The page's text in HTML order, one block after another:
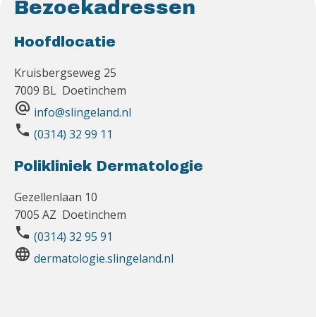
Bezoekadressen
Hoofdlocatie
Kruisbergseweg 25
7009 BL Doetinchem
alternate_email info@slingeland.nl
phone (0314) 32 99 11
Polikliniek Dermatologie
Gezellenlaan 10
7005 AZ Doetinchem
phone (0314) 32 95 91
language dermatologie.slingeland.nl